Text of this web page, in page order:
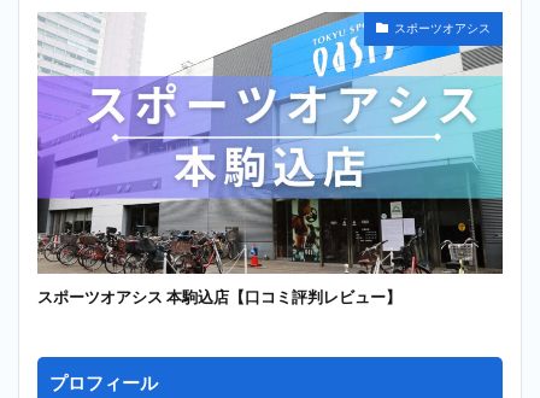
スポーツオアシス
スポーツオアシス 本駒込店【口コミ評判レビュー】
プロフィール